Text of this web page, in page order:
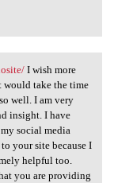
I wish more
would take the time
well. I am very
insight. I have
social media
your site because I
helpful too.
you are providing